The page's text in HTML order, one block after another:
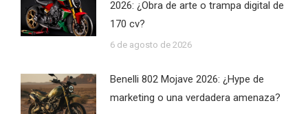
2026: ¿Obra de arte o trampa digital de
170 cv?
6 de agosto de 2026
Benelli 802 Mojave 2026: ¿Hype de
marketing o una verdadera amenaza?